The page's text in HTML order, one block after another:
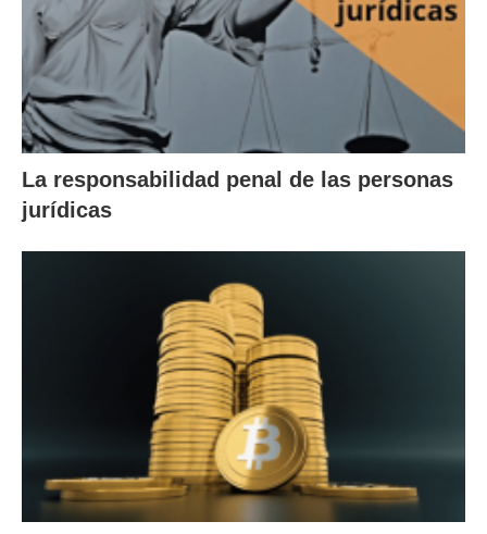
La responsabilidad penal de las personas
jurídicas